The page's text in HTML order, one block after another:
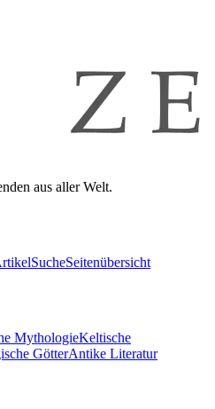
aus aller Welt.
SucheSeitenübersicht
MythologieKeltische
GötterAntike Literatur